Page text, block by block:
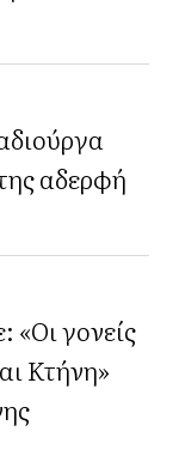
αδερφή
γονείς
Κτήνη»